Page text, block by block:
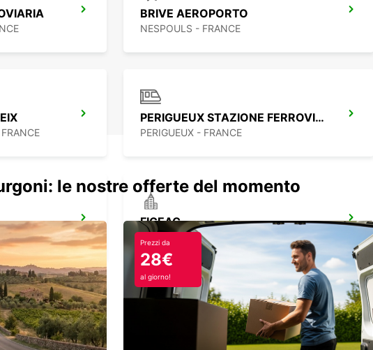
BRIVE AEROPORTO
NESPOULS - FRANCE
PERIGUEUX STAZIONE FERROVIARIA
PERIGUEUX - FRANCE
FIGEAC
FIGEAC - FRANCE
le nostre offerte del momento
Prezzi da
28€
al giorno!